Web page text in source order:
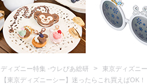
ディズニー特集 -ウレぴあ総研 > 東京ディズニ
【東京ディズニーシー】迷ったらこれ買えばOK